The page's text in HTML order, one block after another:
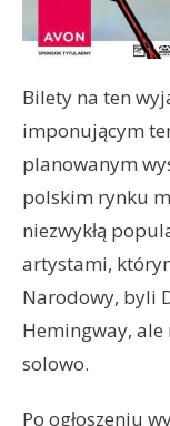
Bilety na ten
imponującym
planowanym
polskim rynku
niezwykłą
artystami,
Narodowy, byli
Hemingway, ale
solowo.
Po ogłoszeniu